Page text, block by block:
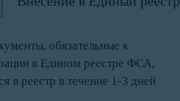
обязательные к
в Едином реестре ФСА,
в реестр в течение 1-3 дней